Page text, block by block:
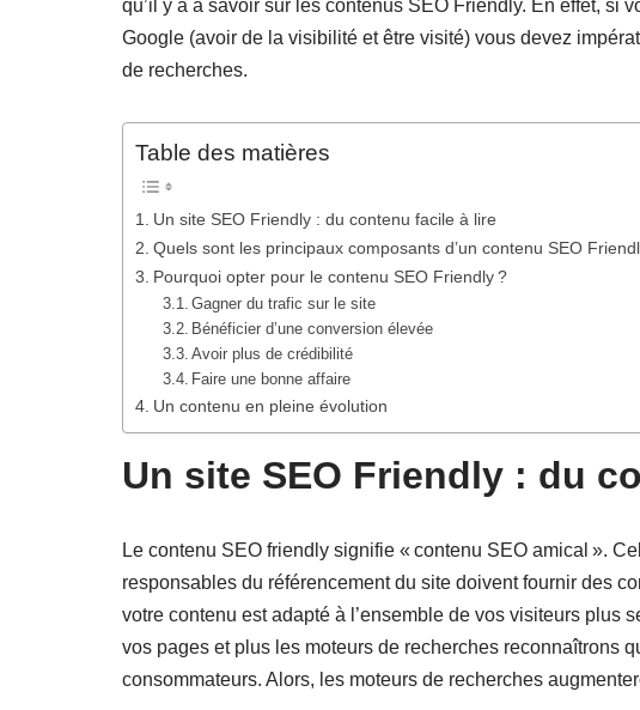
qu’il y a à savoir sur les contenus SEO Friendly. En effet, si
Google (avoir de la visibilité et être visité) vous devez
de recherches.
Table des matières
Un site SEO Friendly : du contenu facile à lire
Quels sont les principaux composants d’un contenu SEO
Pourquoi opter pour le contenu SEO Friendly ?
Gagner du trafic sur le site
Bénéficier d’une conversion élevée
Avoir plus de crédibilité
Faire une bonne affaire
Un contenu en pleine évolution
Un site SEO Friendly : du
Le contenu SEO friendly signifie « contenu SEO amical ».
responsables du référencement du site doivent fournir des
votre contenu est adapté à l’ensemble de vos visiteurs plus
vos pages et plus les moteurs de recherches reconnaîtrons
consommateurs. Alors, les moteurs de recherches